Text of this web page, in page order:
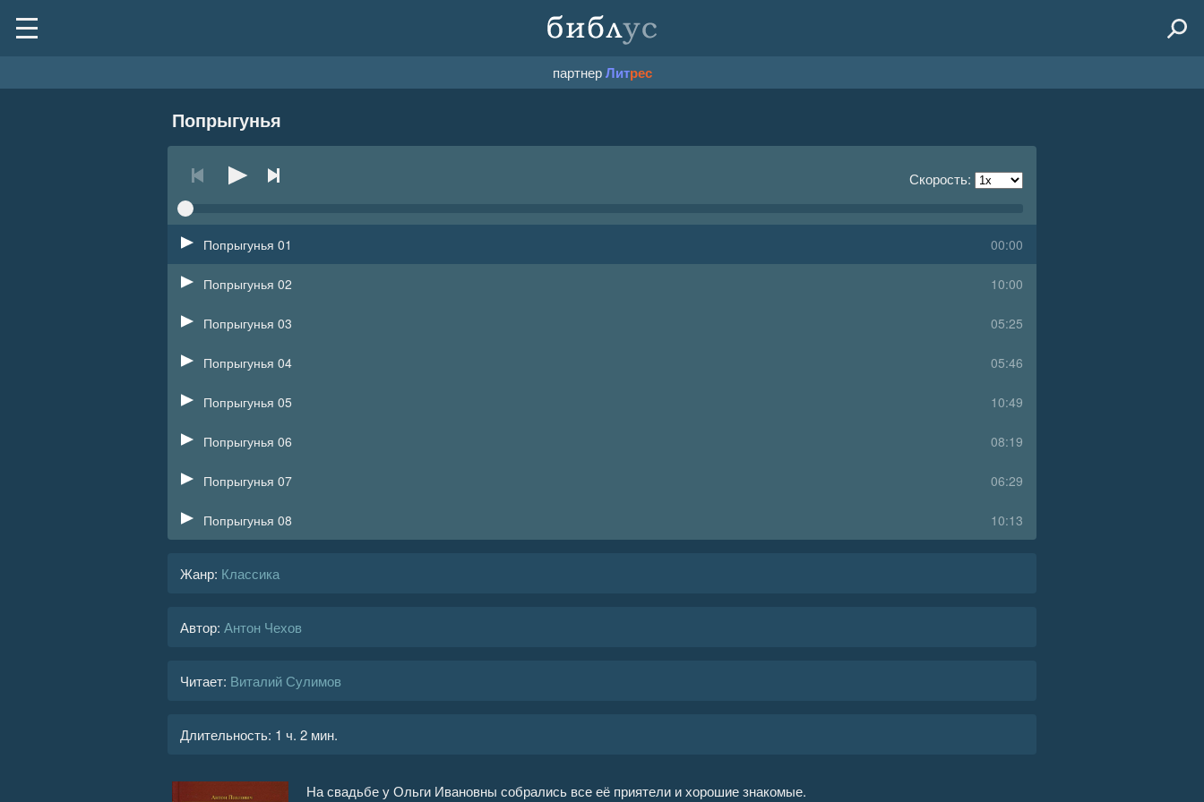
партнерЛитрес
Попрыгунья
Скорость:
00:00
Попрыгунья 01
10:00
Попрыгунья 02
05:25
Попрыгунья 03
05:46
Попрыгунья 04
10:49
Попрыгунья 05
08:19
Попрыгунья 06
06:29
Попрыгунья 07
10:13
Попрыгунья 08
Жанр: Классика
Автор: Антон Чехов
Читает: Виталий Сулимов
Длительность: 1 ч. 2 мин.
На свадьбе у Ольги Ивановны собрались все её приятели и хорошие знакомые.